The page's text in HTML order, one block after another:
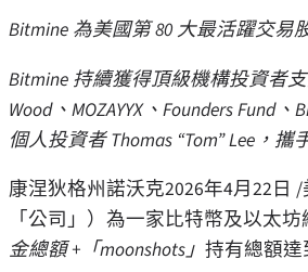
Bitmine 為美國第 80 大最活躍交易
Bitmine 持續獲得頂級機構投資者支
Wood、MOZAYYX、Founders Fund
個人投資者 Thomas “Tom” Lee，
康涅狄格州諾沃克2026年4月22日 /
「公司」）為一家比特幣及以太
金總額 +「moonshots」 持有總額達